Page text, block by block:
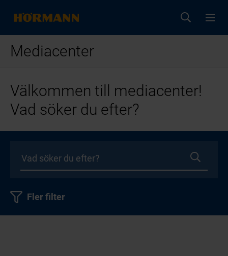
Mediacenter
Välkommen till mediacenter!
Vad söker du efter?
Fler filter